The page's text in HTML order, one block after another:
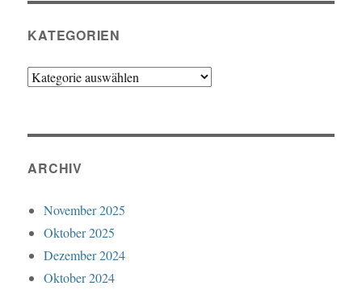
KATEGORIEN
Kategorien
ARCHIV
November 2025
Oktober 2025
Dezember 2024
Oktober 2024